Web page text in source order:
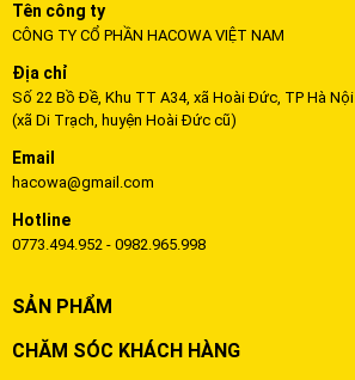
Tên công ty
CÔNG TY CỔ PHẦN HACOWA VIỆT NAM
Địa chỉ
Số 22 Bồ Đề, Khu TT A34, xã Hoài Đức, TP Hà Nội
(xã Di Trạch, huyện Hoài Đức cũ)
Email
hacowa@gmail.com
Hotline
0773.494.952 - 0982.965.998
SẢN PHẨM
CHĂM SÓC KHÁCH HÀNG